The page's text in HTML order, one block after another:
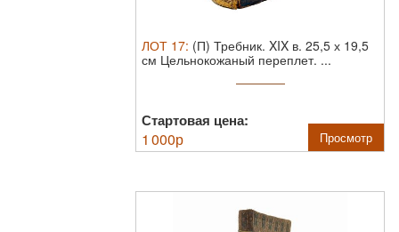
ЛОТ 17: (П) Требник. XIX в. 25,5 х 19,5
см Цельнокожаный переплет. ...
Стартовая цена:
1 000р Просмотр